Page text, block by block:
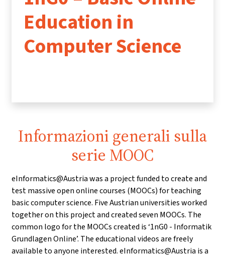
Education in
Computer Science
Informazioni generali sulla
serie MOOC
eInformatics@Austria was a project funded to create and
test massive open online courses (MOOCs) for teaching
basic computer science. Five Austrian universities worked
together on this project and created seven MOOCs. The
common logo for the MOOCs created is ‘1nG0 - Informatik
Grundlagen Online’. The educational videos are freely
available to anyone interested. eInformatics@Austria is a